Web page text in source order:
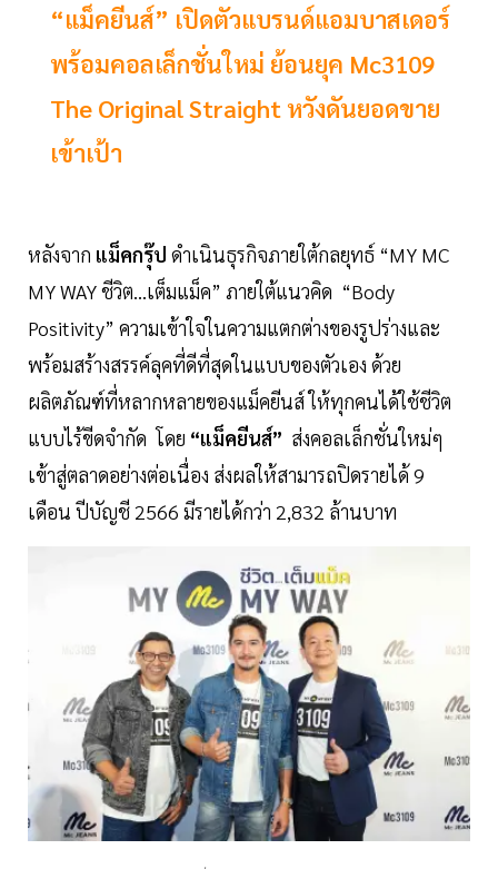
“แม็คยีนส์” เปิดตัวแบรนด์แอมบาสเดอร์
พร้อมคอลเล็กชั่นใหม่ ย้อนยุค Mc3109
The Original Straight หวังดันยอดขาย
เข้าเป้า
หลังจาก แม็คกรุ๊ป ดำเนินธุรกิจภายใต้กลยุทธ์ “MY MC
MY WAY ชีวิต…เต็มแม็ค” ภายใต้แนวคิด “Body
Positivity” ความเข้าใจในความแตกต่างของรูปร่างและ
พร้อมสร้างสรรค์ลุคที่ดีที่สุดในแบบของตัวเอง ด้วย
ผลิตภัณฑ์ที่หลากหลายของแม็คยีนส์ ให้ทุกคนได้ใช้ชีวิต
แบบไร้ขีดจำกัด โดย “แม็คยีนส์” ส่งคอลเล็กชั่นใหม่ๆ
เข้าสู่ตลาดอย่างต่อเนื่อง ส่งผลให้สามารถปิดรายได้ 9
เดือน ปีบัญชี 2566 มีรายได้กว่า 2,832 ล้านบาท